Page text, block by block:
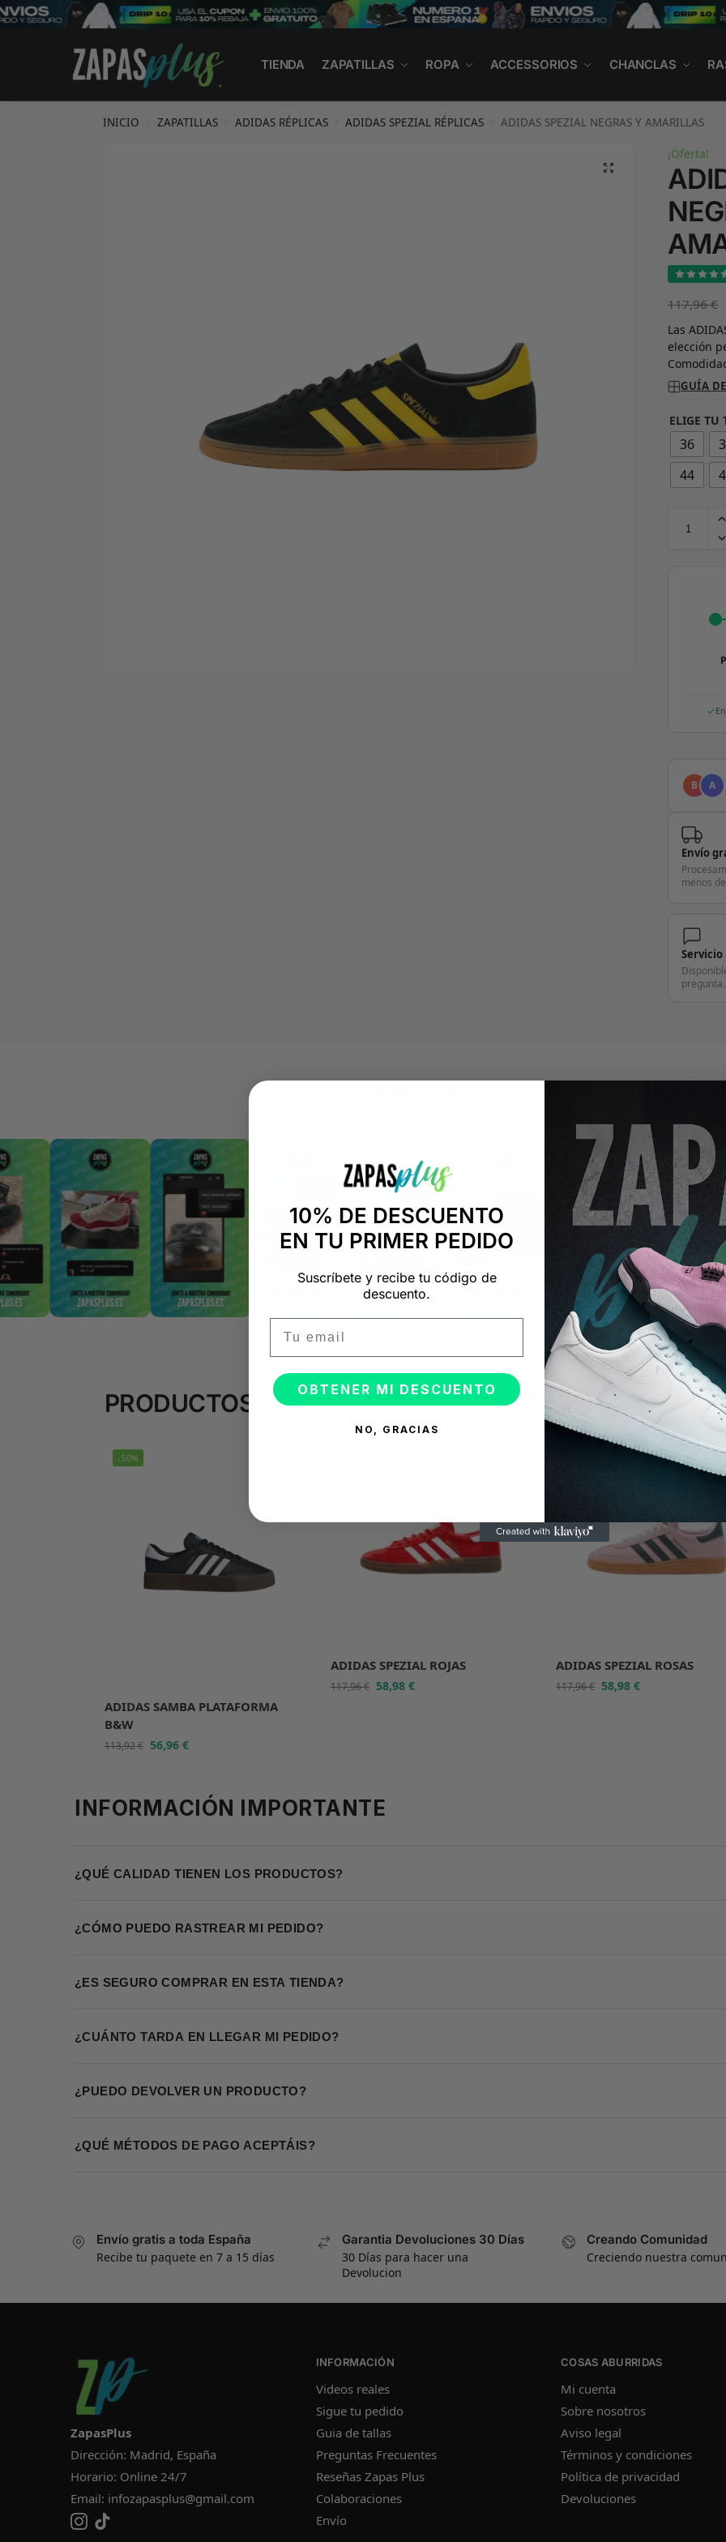
TIENDA ZAPATILLAS ROPA ACCESSORIOS CHANCLAS
Search
INICIO ZAPATILLAS ADIDAS RÉPLICAS ADIDAS SPEZIAL RÉPLICAS ADIDAS SPEZIAL NEGRAS Y AMARILLAS
¡Oferta!
117,96€
Las
elección
GUÍA
ELIGE TU
36
44
B A
Envío
menos
Servicio
pregunta.
PRODUCTOS RELACIONADOS
-50%
ADIDAS SAMBA PLATAFORMA
B&W
113,92€ 56,96 €
ADIDAS SPEZIAL ROJAS
117,96€ 58,98 €
ADIDAS SPEZIAL ROSAS
117,96€ 58,98€
INFORMACIÓN IMPORTANTE
¿QUÉ CALIDAD TIENEN LOS PRODUCTOS?
¿CÓMO PUEDO RASTREAR MI PEDIDO?
¿ES SEGURO COMPRAR EN ESTA TIENDA?
¿CUÁNTO TARDA EN LLEGAR MI PEDIDO?
¿PUEDO DEVOLVER UN PRODUCTO?
¿QUÉ MÉTODOS DE PAGO ACEPTÁIS?
Envío gratis a toda España
Recibe tu paquete en 7 a 15 días
Garantia Devoluciones 30 Días
30 Días para hacer una
Devolucion
Creando Comunidad
Creciendo nuestra
ZapasPlus
Dirección: Madrid, España
Horario: Online 24/7
Email: infozapasplus@gmail.com
INFORMACIÓN
Videos reales
Sigue tu pedido
Guia de tallas
Preguntas Frecuentes
Reseñas Zapas Plus
Colaboraciones
Envío
COSAS ABURRIDAS
Mi cuenta
Sobre nosotros
Aviso legal
Términos y condiciones
Política de privacidad
Devoluciones
10% DE DESCUENTO
EN TU PRIMER PEDIDO
Suscríbete y recibe tu código de
descuento.
OBTENER MI DESCUENTO
NO, GRACIAS